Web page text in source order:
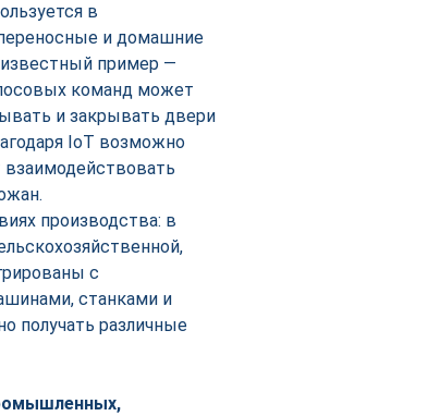
в
и домашние
пример —
команд может
и закрывать двери
IoT возможно
взаимодействовать
производства: в
с
станками и
получать различные